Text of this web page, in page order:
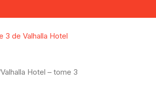
Valhalla Hotel – tome 3